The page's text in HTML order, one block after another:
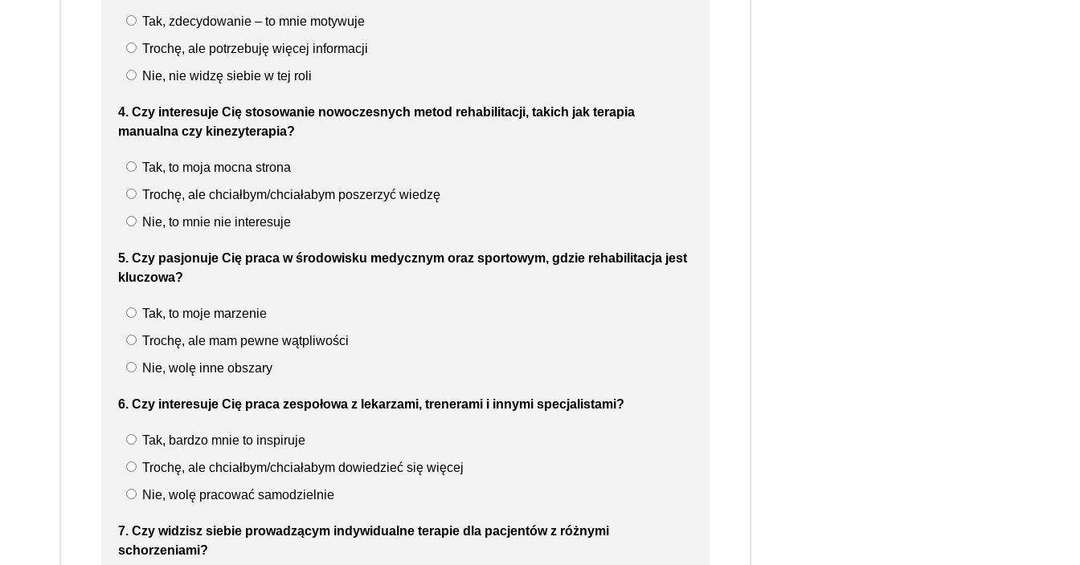
Tak, zdecydowanie – to mnie motywuje
Trochę, ale potrzebuję więcej informacji
Nie, nie widzę siebie w tej roli
4. Czy interesuje Cię stosowanie nowoczesnych metod rehabilitacji, takich jak terapia
manualna czy kinezyterapia?
Tak, to moja mocna strona
Trochę, ale chciałbym/chciałabym poszerzyć wiedzę
Nie, to mnie nie interesuje
5. Czy pasjonuje Cię praca w środowisku medycznym oraz sportowym, gdzie rehabilitacja jest
kluczowa?
Tak, to moje marzenie
Trochę, ale mam pewne wątpliwości
Nie, wolę inne obszary
6. Czy interesuje Cię praca zespołowa z lekarzami, trenerami i innymi specjalistami?
Tak, bardzo mnie to inspiruje
Trochę, ale chciałbym/chciałabym dowiedzieć się więcej
Nie, wolę pracować samodzielnie
7. Czy widzisz siebie prowadzącym indywidualne terapie dla pacjentów z różnymi
schorzeniami?